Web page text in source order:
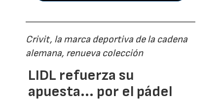
Crivit, la marca deportiva de la cadena
alemana, renueva colección
LIDL refuerza su
apuesta... por el pádel